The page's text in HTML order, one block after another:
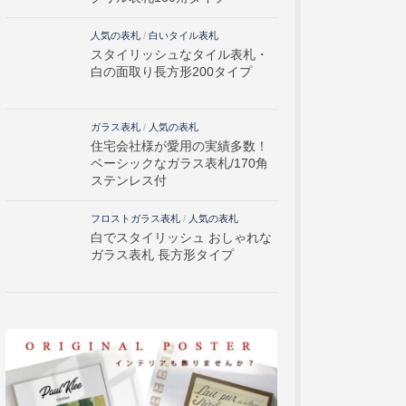
人気の表札 / 白いタイル表札
スタイリッシュなタイル表札・
白の面取り長方形200タイプ
ガラス表札 / 人気の表札
住宅会社様が愛用の実績多数！
ベーシックなガラス表札/170角
ステンレス付
フロストガラス表札 / 人気の表札
白でスタイリッシュ おしゃれな
ガラス表札 長方形タイプ